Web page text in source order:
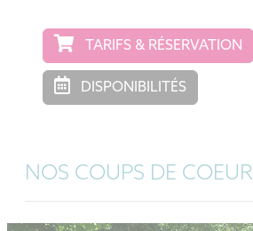
TARIFS & RÉSERVATION
DISPONIBILITÉS
NOS COUPS DE COEUR